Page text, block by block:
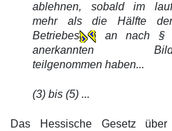
ablehnen, sobald im
mehr als die Hälfte der
Betriebes
an nach §
anerkannten
teilgenommen haben...
(3) bis (5) ...
Das Hessische Gesetz